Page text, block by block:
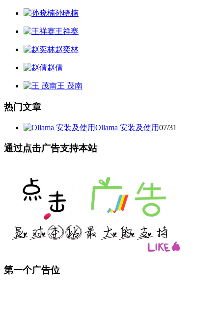
孙晓楠
王祥赛
赵奕林
赵倩
王 茂南
热门文章
Ollama 安装及使用07/31
通过点击广告支持本站
第一个广告位